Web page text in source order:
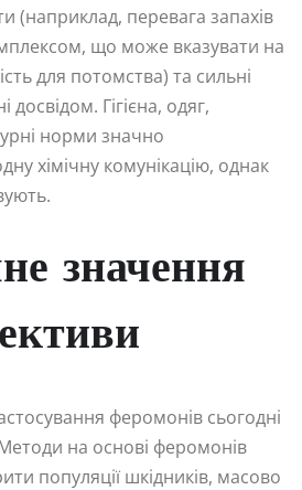
(наприклад, перевага запахів
що може вказувати на
для потомства) та сильні
досвідом. Гігієна, одяг,
норми значно
хімічну комунікацію, однак
значення
феромонів сьогодні
на основі феромонів
популяції шкідників, масово